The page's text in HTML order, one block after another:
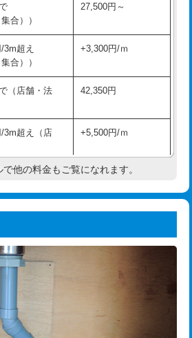
設置)
用（バンド止
5,500円
・埋め戻し作
11,000円
VP・HI）使
33,000円
VP・HI）使
+8,800円
グ鋼管・銅
3ｍまで)
グ鋼管・銅
3ｍ超え)
埋め戻し作
11,000円~
合））
27,500円～
超え
合））
+3,300円/ｍ
（店舗・法
42,350円
超え（店
+5,500円/ｍ
現地調査
超え
33,000円
8,800円
で他の料金もご覧になれます。